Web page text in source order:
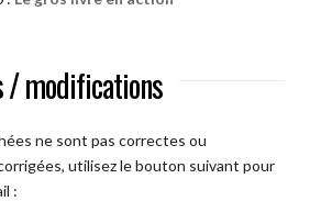
/ modifications
ne sont pas correctes ou
utilisez le bouton suivant pour
: